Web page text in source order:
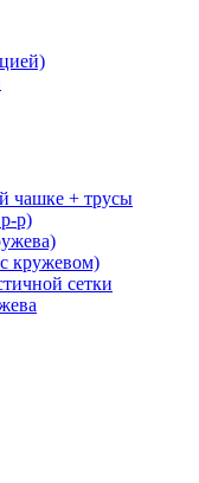
чашке + трусы
р)
кружевом)
сетки